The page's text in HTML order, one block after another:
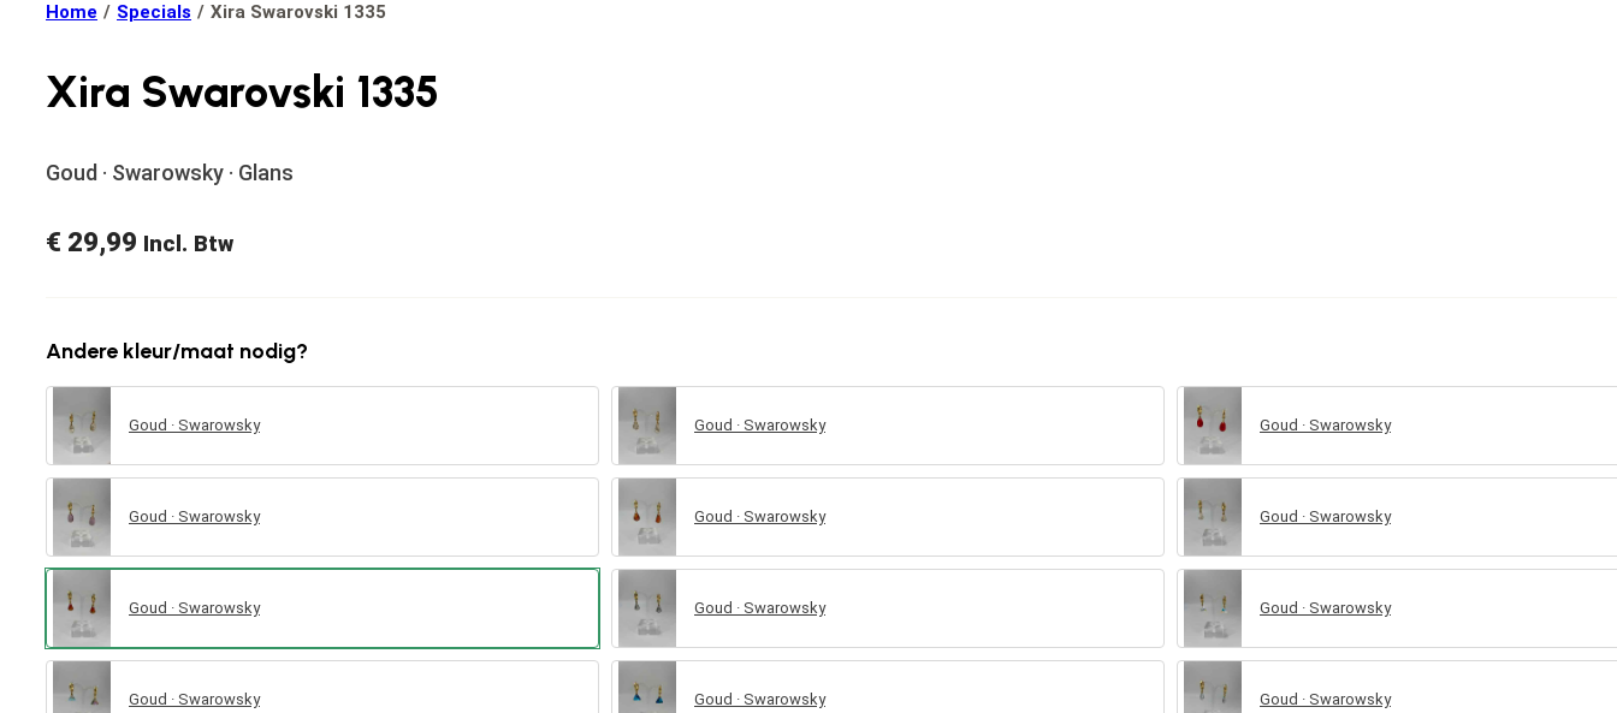
Home / Specials / Xira Swarovski 1335
Xira Swarovski 1335
Goud · Swarowsky · Glans
€ 29,99 Incl. Btw
Andere kleur/maat nodig?
Goud · Swarowsky Goud · Swarowsky Goud · Swarowsky
Goud · Swarowsky Goud · Swarowsky Goud · Swarowsky
Goud · Swarowsky Goud · Swarowsky Goud · Swarowsky
Goud · Swarowsky Goud · Swarowsky Goud · Swarowsky